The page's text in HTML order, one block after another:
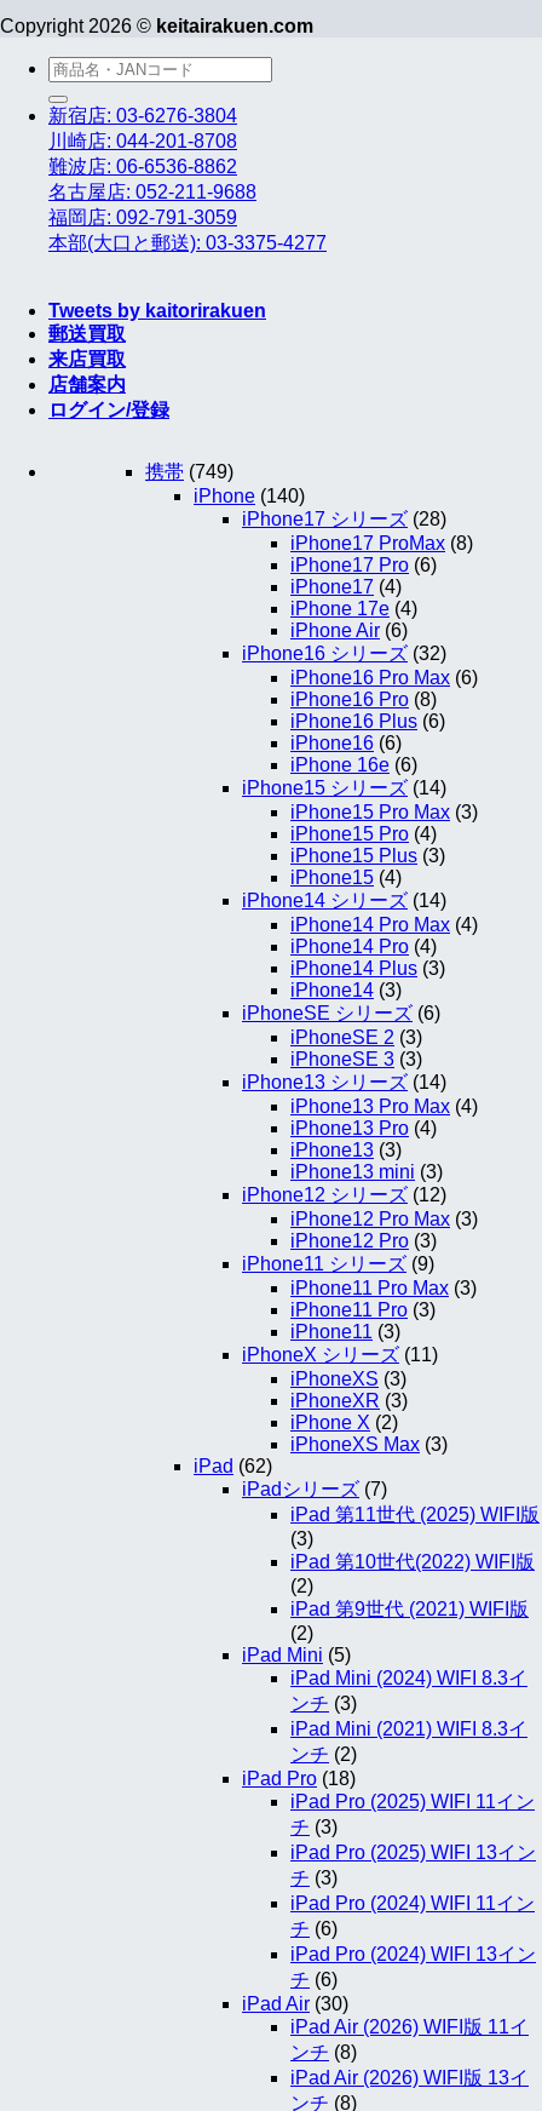
Copyright 2026 © keitairakuen.com
検
索
対
象:
新宿店: 03-6276-3804
川崎店: 044-201-8708
難波店: 06-6536-8862
名古屋店: 052-211-9688
福岡店: 092-791-3059
本部(大口と郵送): 03-3375-4277
Tweets by kaitorirakuen
郵送買取
来店買取
店舗案内
ログイン/登録
携帯 (749)
iPhone (140)
iPhone17 シリーズ (28)
iPhone17 ProMax (8)
iPhone17 Pro (6)
iPhone17 (4)
iPhone 17e (4)
iPhone Air (6)
iPhone16 シリーズ (32)
iPhone16 Pro Max (6)
iPhone16 Pro (8)
iPhone16 Plus (6)
iPhone16 (6)
iPhone 16e (6)
iPhone15 シリーズ (14)
iPhone15 Pro Max (3)
iPhone15 Pro (4)
iPhone15 Plus (3)
iPhone15 (4)
iPhone14 シリーズ (14)
iPhone14 Pro Max (4)
iPhone14 Pro (4)
iPhone14 Plus (3)
iPhone14 (3)
iPhoneSE シリーズ (6)
iPhoneSE 2 (3)
iPhoneSE 3 (3)
iPhone13 シリーズ (14)
iPhone13 Pro Max (4)
iPhone13 Pro (4)
iPhone13 (3)
iPhone13 mini (3)
iPhone12 シリーズ (12)
iPhone12 Pro Max (3)
iPhone12 Pro (3)
iPhone11 シリーズ (9)
iPhone11 Pro Max (3)
iPhone11 Pro (3)
iPhone11 (3)
iPhoneX シリーズ (11)
iPhoneXS (3)
iPhoneXR (3)
iPhone X (2)
iPhoneXS Max (3)
iPad (62)
iPadシリーズ (7)
iPad 第11世代 (2025) WIFI版
(3)
iPad 第10世代(2022) WIFI版
(2)
iPad 第9世代 (2021) WIFI版
(2)
iPad Mini (5)
iPad Mini (2024) WIFI 8.3イ
ンチ (3)
iPad Mini (2021) WIFI 8.3イ
ンチ (2)
iPad Pro (18)
iPad Pro (2025) WIFI 11イン
チ (3)
iPad Pro (2025) WIFI 13イン
チ (3)
iPad Pro (2024) WIFI 11イン
チ (6)
iPad Pro (2024) WIFI 13イン
チ (6)
iPad Air (30)
iPad Air (2026) WIFI版 11イ
ンチ (8)
iPad Air (2026) WIFI版 13イ
ンチ (8)